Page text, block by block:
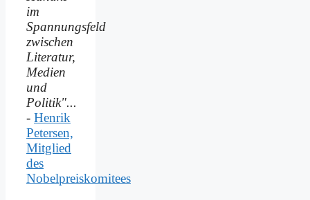
im
Spannungsfeld
zwischen
Literatur,
Medien
und
Politik"...
- Henrik
Petersen,
Mitglied
des
Nobelpreiskomitees